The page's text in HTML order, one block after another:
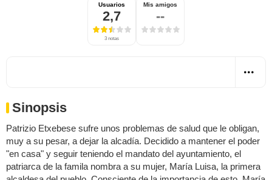
Usuarios
2,7
3 notas
Mis amigos
--
Sinopsis
Patrizio Etxebese sufre unos problemas de salud que le obligan,
muy a su pesar, a dejar la alcadía. Decidido a mantener el poder
"en casa" y seguir teniendo el mandato del ayuntamiento, el
patriarca de la famila nombra a su mujer, María Luisa, la primera